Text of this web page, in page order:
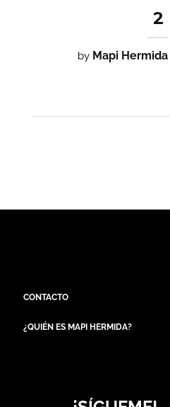
2
by Mapi Hermida
CONTACTO
¿QUIÉN ES MAPI HERMIDA?